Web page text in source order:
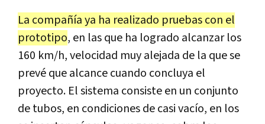
La compañía ya ha realizado pruebas con el
prototipo, en las que ha logrado alcanzar los
160 km/h, velocidad muy alejada de la que se
prevé que alcance cuando concluya el
proyecto. El sistema consiste en un conjunto
de tubos, en condiciones de casi vacío, en los